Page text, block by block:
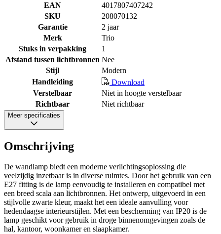
EAN
4017807407242
SKU
208070132
Garantie
2 jaar
Merk
Trio
Stuks in verpakking
1
Afstand tussen lichtbronnen Nee
Stijl
Modern
Handleiding
Download
Verstelbaar
Niet in hoogte verstelbaar
Richtbaar
Niet richtbaar
Meer specificaties
Omschrijving
De wandlamp biedt een moderne verlichtingsoplossing die
veelzijdig inzetbaar is in diverse ruimtes. Door het gebruik van een
E27 fitting is de lamp eenvoudig te installeren en compatibel met
een breed scala aan lichtbronnen. Het ontwerp, uitgevoerd in een
stijlvolle zwarte kleur, maakt het een ideale aanvulling voor
hedendaagse interieurstijlen. Met een bescherming van IP20 is de
lamp geschikt voor gebruik in droge binnenomgevingen zoals de
hal, kantoor, woonkamer en slaapkamer.